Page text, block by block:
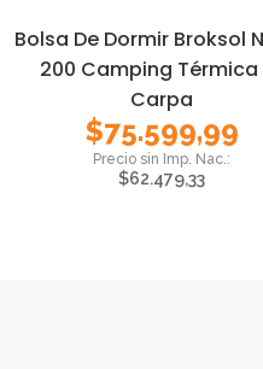
Bolsa De Dormir Broksol
200 Camping Térmica
Carpa
$75.599,99
$62.479,33